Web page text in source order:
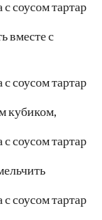
вместе с
кубиком,